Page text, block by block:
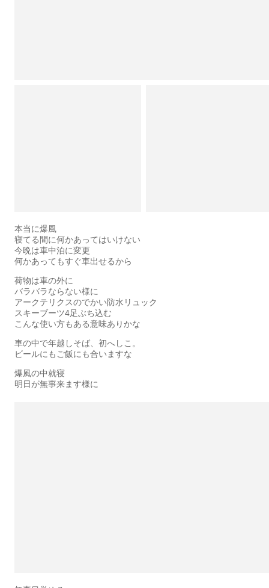
本当に爆風
寝てる間に何かあってはいけない
今晩は車中泊に変更
何かあってもすぐ車出せるから
荷物は車の外に
バラバラならない様に
アークテリクスのでかい防水リュック
スキーブーツ4足ぶち込む
こんな使い方もある意味ありかな
車の中で年越しそば、初へしこ。
ビールにもご飯にも合いますな
爆風の中就寝
明日が無事来ます様に